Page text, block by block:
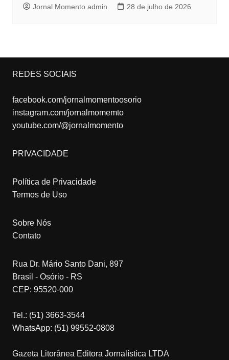
Jornal Momento admin 28 de julho de 2026
REDES SOCIAIS
facebook.com/jornalmomentoosorio
instagram.com/jornalmomemto
youtube.com/@jornalmomento
PRIVACIDADE
Política de Privacidade
Termos de Uso
Sobre Nós
Contato
Rua Dr. Mário Santo Dani, 897
Brasil - Osório - RS
CEP: 95520-000
Tel.: (51) 3663-3544
WhatsApp: (51) 99552-0808
Gazeta Litorânea Editora Jornalística LTDA